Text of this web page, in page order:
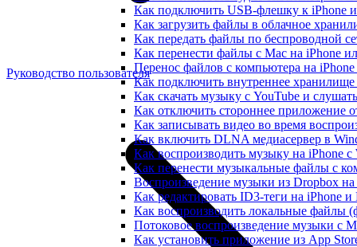
Как подключить USB-флешку к iPhone
Как загрузить файлы в облачное
Как передать файлы по беспроводной
Как перенести файлы с Mac на iPhone
Перенос файлов с компьютера на
Как подключить внутреннее
Как скачать музыку с YouTube и
Как отключить стороннее приложение
Как записывать видео во время
Как включить DLNA медиасервер в
Как воспроизводить музыку на iPhone
Как перенести музыкальные файлы с
Воспроизведение музыки из Dropbox
Как редактировать ID3-теги на iPhone и
Как воспроизводить локальные файлы
Потоковое воспроизведение музыки с
Как установить приложение из App
Руководство пользователя